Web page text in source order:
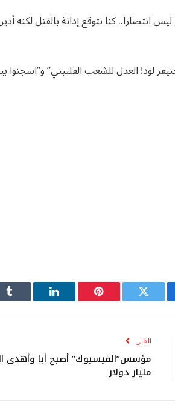
انتصارا.. كنا نتوقع إدانة بالقتل لكنه
لود! العدل للشعب الفلبيني” و”اسجنوا
تويتر بينتيريستلينكدإن
التالي
مليار دولار